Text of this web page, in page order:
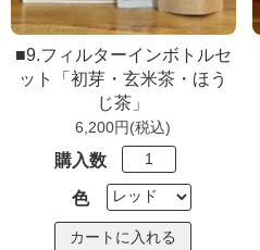
■9.フィルターインボトルセ
ット「初芽・玄米茶・ほう
じ茶」
6,200円(税込)
購入数
色